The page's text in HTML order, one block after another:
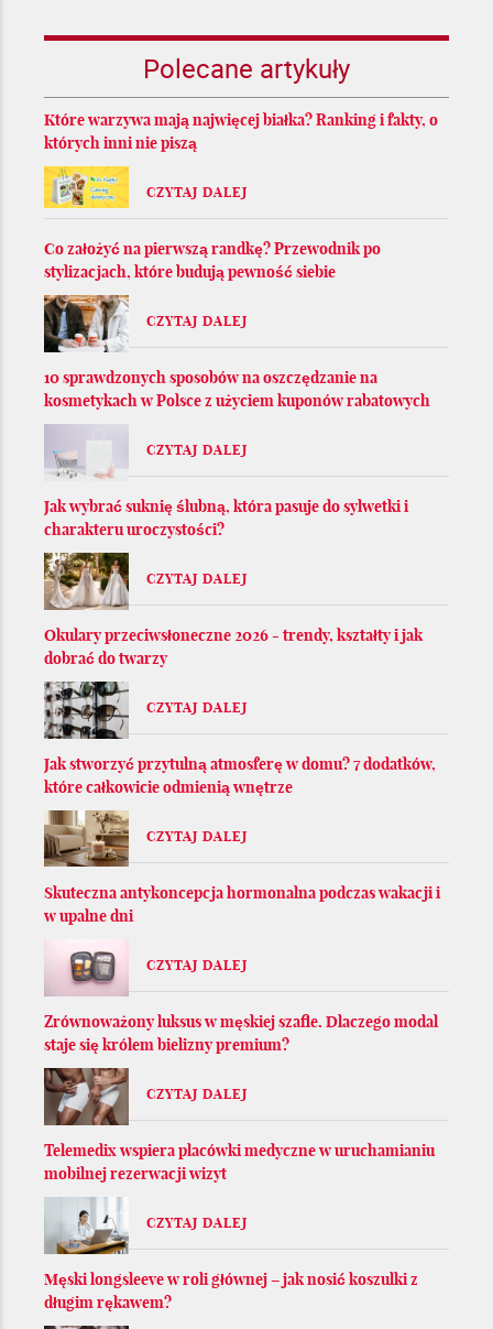
Polecane artykuły
Które warzywa mają najwięcej białka? Ranking i fakty, o
których inni nie piszą
CZYTAJ DALEJ
Co założyć na pierwszą randkę? Przewodnik po
stylizacjach, które budują pewność siebie
CZYTAJ DALEJ
10 sprawdzonych sposobów na oszczędzanie na
kosmetykach w Polsce z użyciem kuponów rabatowych
CZYTAJ DALEJ
Jak wybrać suknię ślubną, która pasuje do sylwetki i
charakteru uroczystości?
CZYTAJ DALEJ
Okulary przeciwsłoneczne 2026 - trendy, kształty i jak
dobrać do twarzy
CZYTAJ DALEJ
Jak stworzyć przytulną atmosferę w domu? 7 dodatków,
które całkowicie odmienią wnętrze
CZYTAJ DALEJ
Skuteczna antykoncepcja hormonalna podczas wakacji i
w upalne dni
CZYTAJ DALEJ
Zrównoważony luksus w męskiej szafie. Dlaczego modal
staje się królem bielizny premium?
CZYTAJ DALEJ
Telemedix wspiera placówki medyczne w uruchamianiu
mobilnej rezerwacji wizyt
CZYTAJ DALEJ
Męski longsleeve w roli głównej – jak nosić koszulki z
długim rękawem?